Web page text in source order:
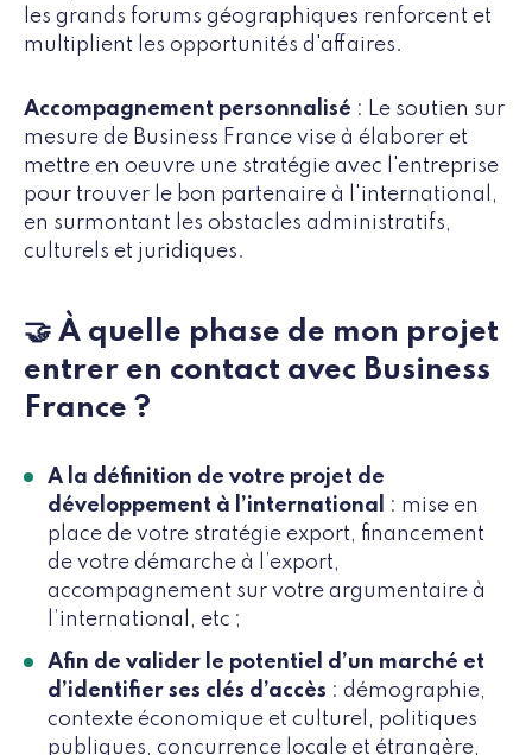
les grands forums géographiques renforcent et
multiplient les opportunités d'affaires.
Accompagnement personnalisé : Le soutien sur
mesure de Business France vise à élaborer et
mettre en oeuvre une stratégie avec l'entreprise
pour trouver le bon partenaire à l'international,
en surmontant les obstacles administratifs,
culturels et juridiques.
🤝 À quelle phase de mon projet
entrer en contact avec Business
France ?
A la définition de votre projet de
développement à l’international
: mise en
place de votre stratégie export, financement
de votre démarche à l’export,
accompagnement sur votre argumentaire à
l’international, etc ;
Afin de valider le potentiel d’un marché et
d’identifier ses clés d’accès : démographie,
contexte économique et culturel, politiques
publiques, concurrence locale et étrangère,